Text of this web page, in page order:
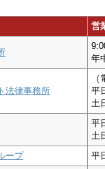
営
年
法律事務所
平
土
平
土
ープ 平